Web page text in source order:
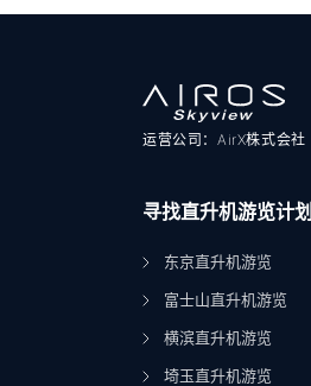
运营公司：AirX株式会社
寻找直升机游览计划
东京直升机游览
富士山直升机游览
横滨直升机游览
埼玉直升机游览